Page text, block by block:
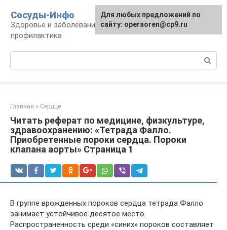
контенту
Сосуды-Инфо
Здоровье и заболевания сосудов и сердца,
профилактика
Главная » Сердце
Читать реферат по медицине, физкультуре,
здравоохранению: «Тетрада Фалло.
Приобретенные пороки сердца. Пороки
клапана аорты» Страница 1
В группе врожденных пороков сердца тетрада Фалло
занимает устойчивое десятое место.
Распространенность среди «синих» пороков составляет
Для любых предложений по
сайту: operaoren@cp9.ru